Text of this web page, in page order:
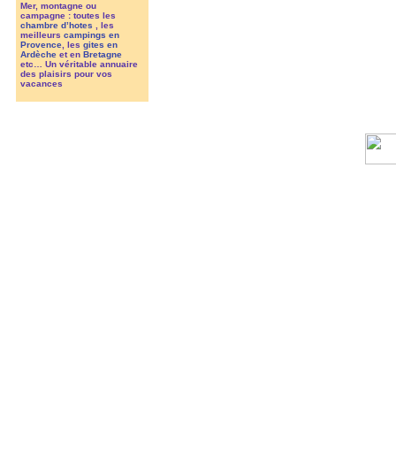
Mer, montagne ou
campagne : toutes les
chambre d’hotes
, les
meilleurs campings en
Provence, les gites en
Ardècheet en Bretagne
etc… Un véritable annuaire
des plaisirs pour vos
vacances